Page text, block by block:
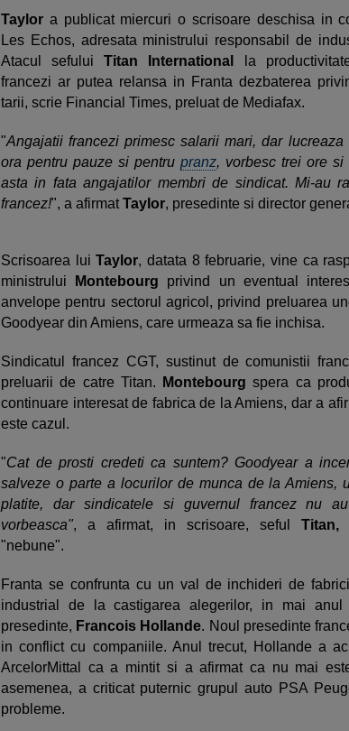
Taylor a publicat miercuri o scrisoare deschisa in
Les Echos, adresata ministrului responsabil de
Atacul sefului Titan International
la
francezi ar putea relansa in Franta dezbaterea
tarii, scrie Financial Times, preluat de Mediafax.
"Angajatii francezi primesc salarii mari, dar
ora pentru pauze si pentru pranz, vorbesc trei ore si
asta in fata angajatilor membri de sindicat. Mi-au
francez!", a afirmatTaylor, presedinte si director
Scrisoarea luiTaylor, datata 8 februarie, vine ca
ministrului
Montebourg privind un eventual
anvelope pentru sectorul agricol, privind preluarea
Goodyear din Amiens, care urmeaza sa fie inchisa.
Sindicatul francez CGT, sustinut de comunistii
preluarii de catre Titan. Montebourg spera ca
continuare interesat de fabrica de la Amiens, dar a
este cazul.
"Cat de prosti credeti ca suntem? Goodyear a
salveze o parte a locurilor de munca de la Amiens,
platite, dar sindicatele si guvernul francez nu
vorbeasca", a afirmat, in scrisoare, seful Titan,
"nebune".
Franta se confrunta cu un val de inchideri de
industrial de la castigarea alegerilor, in mai anul
presedinte, Francois Hollande. Noul presedinte
in conflict cu companiile. Anul trecut, Hollande a
ArcelorMittal ca a mintit si a afirmat ca nu mai
asemenea, a criticat puternic grupul auto PSA
probleme.